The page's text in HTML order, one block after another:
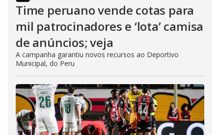
Time peruano vende cotas para
mil patrocinadores e ‘lota’ camisa
de anúncios; veja
A campanha garantiu novos recursos ao Deportivo
Municipal, do Peru